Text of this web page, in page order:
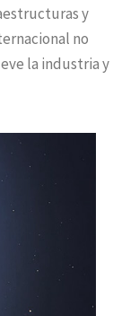
y
no
la industria y